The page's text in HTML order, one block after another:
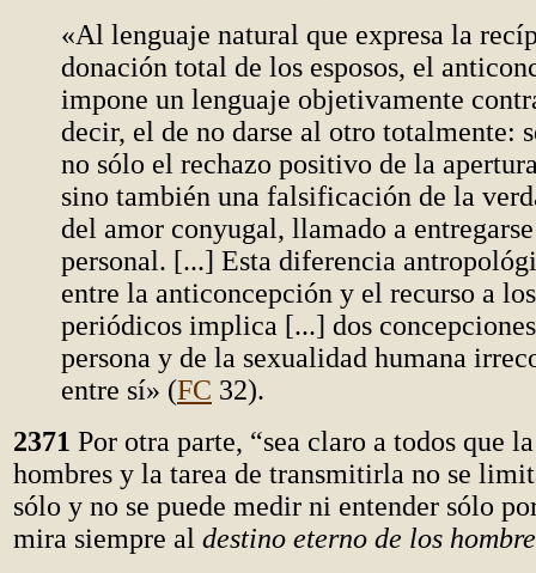
«Al lenguaje natural que expresa la
donación total de los esposos, el
impone un lenguaje objetivamente
decir, el de no darse al otro totalmente:
no sólo el rechazo positivo de la
sino también una falsificación de la
del amor conyugal, llamado a
personal. [...] Esta diferencia
entre la anticoncepción y el recurso a
periódicos implica [...] dos
persona y de la sexualidad humana
entre sí» (FC 32).
2371 Por otra parte, “sea claro a todos que
hombres y la tarea de transmitirla no se
sólo y no se puede medir ni entender sólo
mira siempre al destino eterno de los